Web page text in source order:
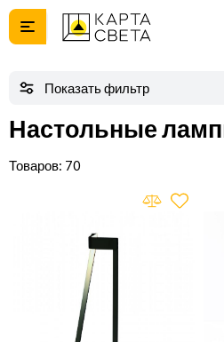
Настольные
70